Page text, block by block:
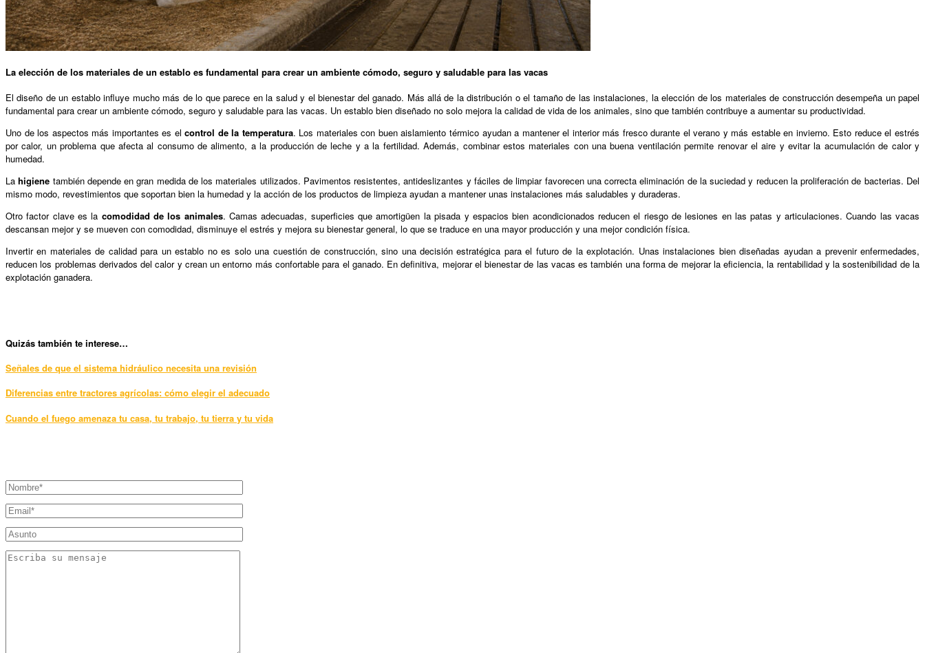
La elección de los materiales de un establo es fundamental para crear un ambiente cómodo, seguro y saludable para las vacas
El diseño de un establo influye mucho más de lo que parece en la salud y el bienestar del ganado. Más allá de la distribución o el tamaño de las instalaciones, la elección de los materiales de construcción desempeña un papel
fundamental para crear un ambiente cómodo, seguro y saludable para las vacas. Un establo bien diseñado no solo mejora la calidad de vida de los animales, sino que también contribuye a aumentar su productividad.
Uno de los aspectos más importantes es elcontrol de la temperatura. Los materiales con buen aislamiento térmico ayudan a mantener el interior más fresco durante el verano y más estable en invierno. Esto reduce el estrés
por calor, un problema que afecta al consumo de alimento, a la producción de leche y a la fertilidad. Además, combinar estos materiales con una buena ventilación permite renovar el aire y evitar la acumulación de calor y
humedad.
Lahigiene también depende en gran medida de los materiales utilizados. Pavimentos resistentes, antideslizantes y fáciles de limpiar favorecen una correcta eliminación de la suciedad y reducen la proliferación de bacterias. Del
mismo modo, revestimientos que soportan bien la humedad y la acción de los productos de limpieza ayudan a mantener unas instalaciones más saludables y duraderas.
Otro factor clave es la comodidad de los animales. Camas adecuadas, superficies que amortigüen la pisada y espacios bien acondicionados reducen el riesgo de lesiones en las patas y articulaciones. Cuando las vacas
descansan mejor y se mueven con comodidad, disminuye el estrés y mejora su bienestar general, lo que se traduce en una mayor producción y una mejor condición física.
Invertir en materiales de calidad para un establo no es solo una cuestión de construcción, sino una decisión estratégica para el futuro de la explotación. Unas instalaciones bien diseñadas ayudan a prevenir enfermedades,
reducen los problemas derivados del calor y crean un entorno más confortable para el ganado. En definitiva, mejorar el bienestar de las vacas es también una forma de mejorar la eficiencia, la rentabilidad y la sostenibilidad de la
explotación ganadera.
Quizás también te interese…
Señales de que el sistema hidráulico necesita una revisión
Diferencias entre tractores agrícolas: cómo elegir el adecuado
Cuando el fuego amenaza tu casa, tu trabajo, tu tierra y tu vida